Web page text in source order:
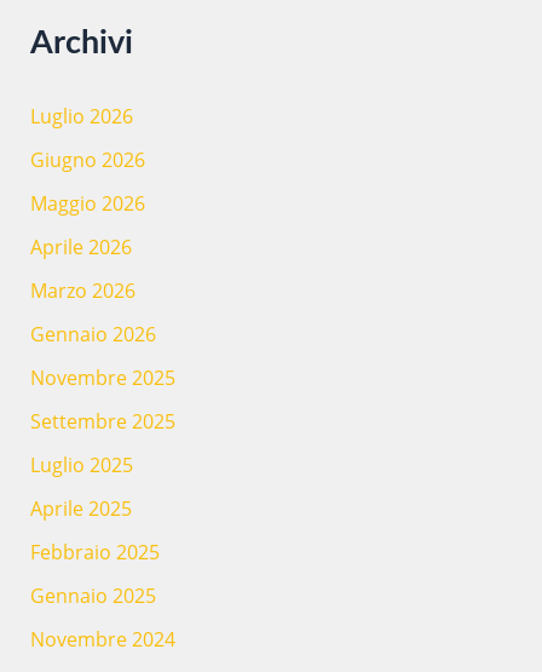
Archivi
Luglio 2026
Giugno 2026
Maggio 2026
Aprile 2026
Marzo 2026
Gennaio 2026
Novembre 2025
Settembre 2025
Luglio 2025
Aprile 2025
Febbraio 2025
Gennaio 2025
Novembre 2024